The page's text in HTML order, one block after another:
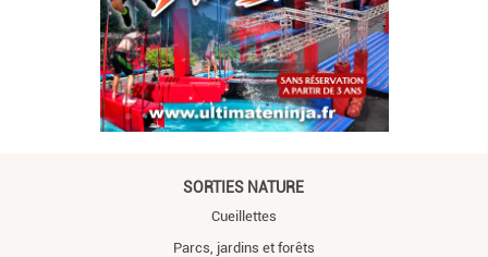
SORTIES NATURE
Cueillettes
Parcs, jardins et forêts